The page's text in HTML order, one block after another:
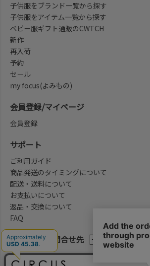
会社概要/お問合せ先
子供服をブランド一覧から探す
子供服をアイテム一覧から探す
ベビー服ギフト通販のCWTCH
新作
再入荷
予約
セール
my focus(よみもの)
会員登録/マイページ
会員登録
サポート
ご利用ガイド
商品発送のタイミングについて
配送・送料について
お支払いについて
返品・交換について
FAQ